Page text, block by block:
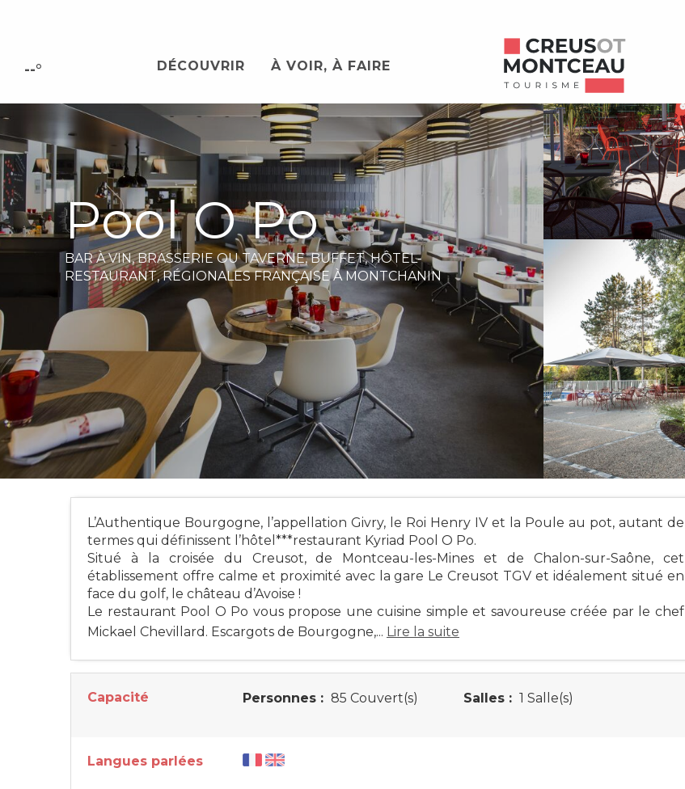
principal
--° DÉCOUVRIR À VOIR, À FAIRE
Pool O Po
BAR À VIN,BRASSERIE OU TAVERNE,BUFFET,HÔTEL-
RESTAURANT,RÉGIONALES FRANÇAISE À MONTCHANIN
L’Authentique Bourgogne, l’appellation Givry, le Roi Henry IV et la Poule au pot, autant de
termes qui définissent l’hôtel***restaurant Kyriad Pool O Po.
Situé à la croisée du Creusot, de Montceau-les-Mines et de Chalon-sur-Saône, cet
établissement offre calme et proximité avec la gare Le Creusot TGV et idéalement situé en
face du golf, le château d’Avoise !
Le restaurant Pool O Po vous propose une cuisine simple et savoureuse créée par le chef
Mickael Chevillard. Escargots de Bourgogne,... Lire la suite
Capacité Personnes : 85 Couvert(s) Salles : 1 Salle(s)
Langues parlées